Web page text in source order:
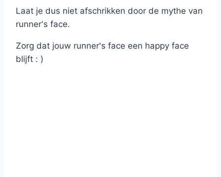
Laat je dus niet afschrikken door de mythe van
runner's face.
Zorg dat jouw runner's face een happy face
blijft : )